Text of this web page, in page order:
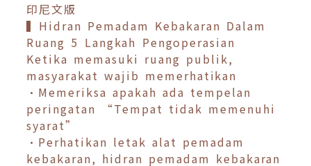
印尼文版
▍Hidran Pemadam Kebakaran Dalam
Ruang 5 Langkah Pengoperasian
Ketika memasuki ruang publik,
masyarakat wajib memerhatikan
•Memeriksa apakah ada tempelan
peringatan “Tempat tidak memenuhi
syarat”
•Perhatikan letak alat pemadam
kebakaran, hidran pemadam kebakaran